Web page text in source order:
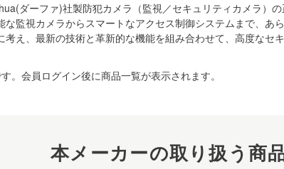
ダーファ)社製防犯カメラ（監視／セキュリティカメラ）
な監視カメラからスマートなアクセス制御システムまで、あ
え、最新の技術と革新的な機能を組み合わせて、高度なセ
。会員ログイン後に商品一覧が表示されます。
本メーカーの取り扱う商